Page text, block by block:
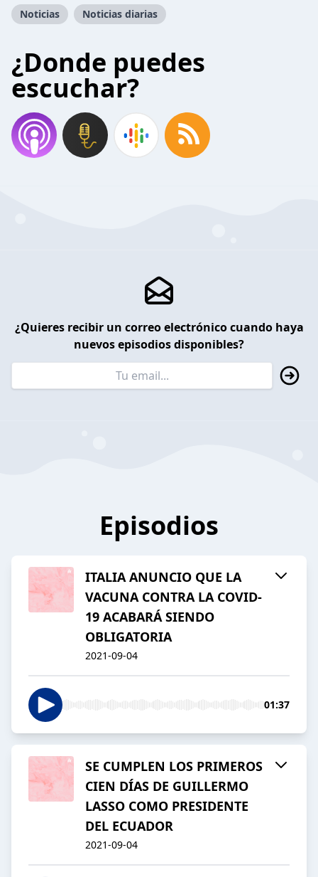
Noticias Noticias diarias
¿Donde puedes
escuchar?
¿Quieres recibir un correo electrónico cuando haya
nuevos episodios disponibles?
Episodios
ITALIA ANUNCIO QUE LA
VACUNA CONTRA LA COVID-
19 ACABARÁ SIENDO
OBLIGATORIA
2021-09-04
01:37
SE CUMPLEN LOS PRIMEROS
CIEN DÍAS DE GUILLERMO
LASSO COMO PRESIDENTE
DEL ECUADOR
2021-09-04